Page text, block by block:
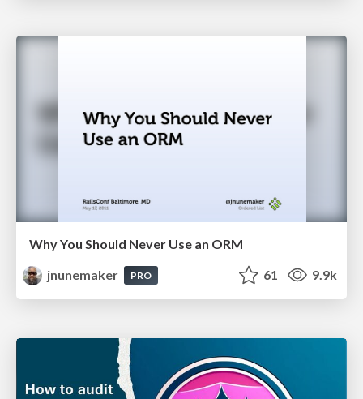
Why You Should Never Use an ORM
jnunemaker
PRO 61 9.9k